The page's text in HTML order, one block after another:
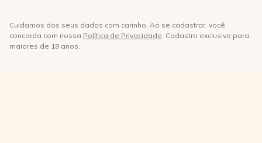
Cuidamos dos seus dados com carinho. Ao se cadastrar, você
concorda com nossa Política de Privacidade. Cadastro exclusivo para
maiores de 18 anos.